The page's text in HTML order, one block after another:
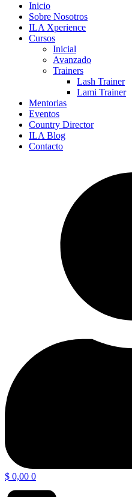
Inicio
Sobre Nosotros
ILA Xperience
Cursos
Inicial
Avanzado
Trainers
Lash Trainer
Lami Trainer
Mentorias
Eventos
Country Director
ILA Blog
Contacto
$ 0,00 0